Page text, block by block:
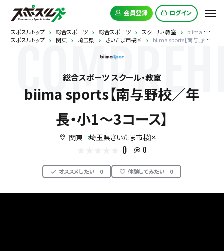
会員登録 ログイン
スポスルトップ 総合スポーツ 総合スポーツ スクール・教室
biima sports【南与野校／年長・小1〜3コース】
スポスルトップ
関東 埼玉県 さいたま市桜区 biima sports【南与野校／年長・小1〜3コース】
総合スポーツ スクール・教室
biima sports【南与野校／年
長・小1〜3コース】
関東 埼玉県さいたま市桜区
0 0
オススメしたい 0 体験してみたい 0